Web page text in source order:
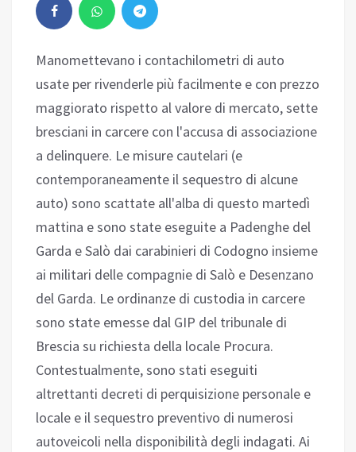
Manomettevano i contachilometri di auto
usate per rivenderle più facilmente e con prezzo
maggiorato rispetto al valore di mercato, sette
bresciani in carcere con l'accusa di associazione
a delinquere. Le misure cautelari (e
contemporaneamente il sequestro di alcune
auto) sono scattate all'alba di questo martedì
mattina e sono state eseguite a Padenghe del
Garda e Salò dai carabinieri di Codogno insieme
ai militari delle compagnie di Salò e Desenzano
del Garda. Le ordinanze di custodia in carcere
sono state emesse dal GIP del tribunale di
Brescia su richiesta della locale Procura.
Contestualmente, sono stati eseguiti
altrettanti decreti di perquisizione personale e
locale e il sequestro preventivo di numerosi
autoveicoli nella disponibilità degli indagati. Ai